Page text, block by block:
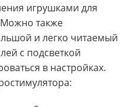
игрушками для
Можно также
и легко читаемый
с подсветкой
в настройках.